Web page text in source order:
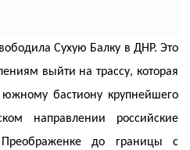
Сухую Балку в ДНР. Это
выйти на трассу, которая
бастиону крупнейшего
направлении российские
до границы с